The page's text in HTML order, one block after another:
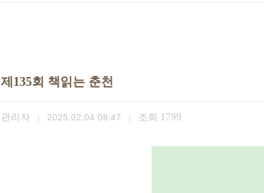
제135회 책읽는 춘천
관리자 2025.02.04 08:47 조회 1799